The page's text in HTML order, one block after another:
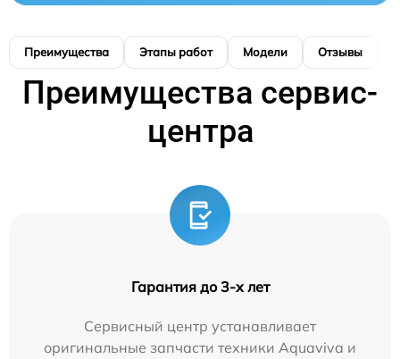
Преимущества Этапы работ Модели Отзывы
Преимущества сервис-
центра
Гарантия до 3-х лет
Сервисный центр устанавливает
оригинальные запчасти техники Aquaviva и